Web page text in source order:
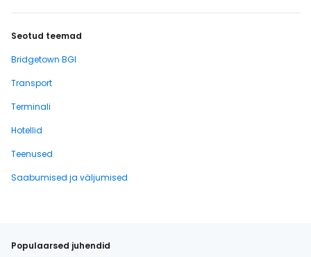
Seotud teemad
Bridgetown BGI
Transport
Terminali
Hotellid
Teenused
Saabumised ja väljumised
Populaarsed juhendid